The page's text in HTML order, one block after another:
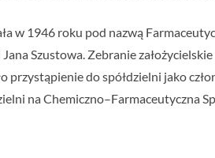
w 1946 roku pod nazwą
Jana Szustowa. Zebranie
przystąpienie do spółdzielni jako
na Chemiczno–Farmaceutyczna